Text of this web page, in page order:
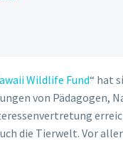
Wildlife Fund“ hat
von Pädagogen,
die Tierwelt. Vor